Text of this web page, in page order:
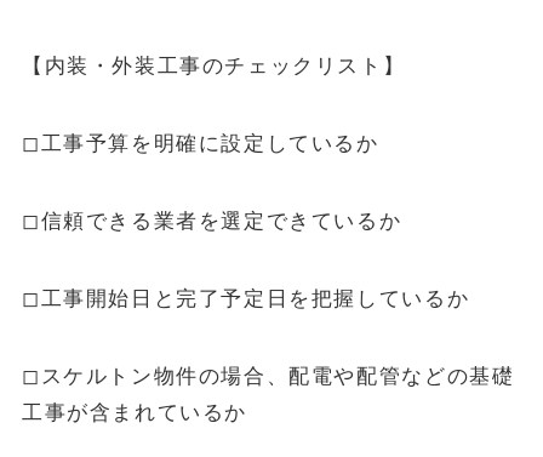
【内装・外装工事のチェックリスト】
◻︎工事予算を明確に設定しているか
◻︎信頼できる業者を選定できているか
◻︎工事開始日と完了予定日を把握しているか
◻︎スケルトン物件の場合、配電や配管などの基礎
工事が含まれているか